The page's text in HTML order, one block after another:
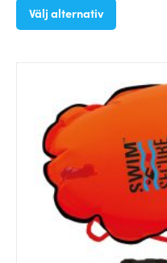
Välj alternativ